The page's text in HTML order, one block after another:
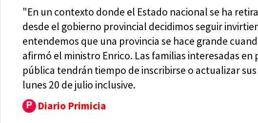
"En un contexto donde el Estado nacional se ha
desde el gobierno provincial decidimos seguir
entendemos que una provincia se hace grande
afirmó el ministro Enrico. Las familias interesadas
pública tendrán tiempo de inscribirse o actualizar
lunes 20 de julio inclusive.
Diario Primicia